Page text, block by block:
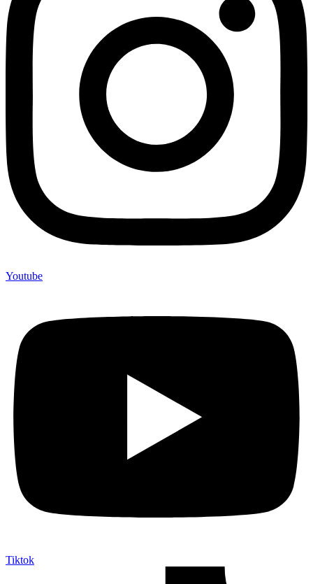
Youtube
Tiktok